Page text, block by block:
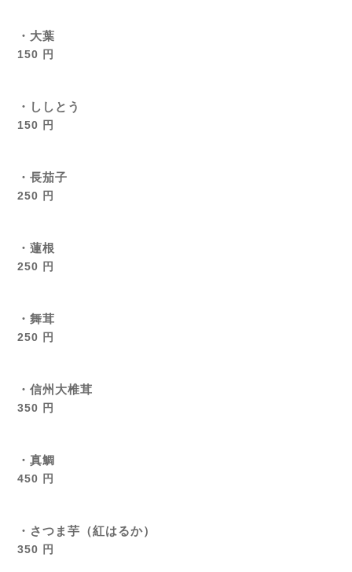
・大葉
150 円
・ししとう
150 円
・長茄子
250 円
・蓮根
250 円
・舞茸
250 円
・信州大椎茸
350 円
・真鯛
450 円
・さつま芋（紅はるか）
350 円